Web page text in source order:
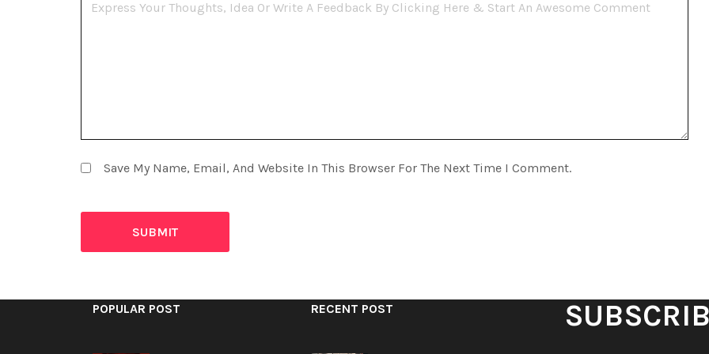
Save My Name, Email, And Website In This Browser For The Next Time I Comment.
POPULAR POST RECENT POST